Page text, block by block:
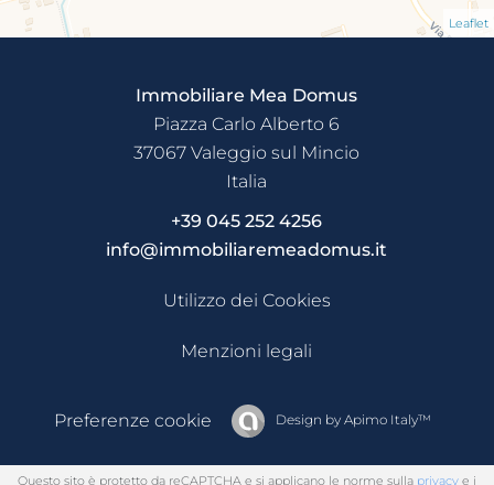
Leaflet
Immobiliare Mea Domus
Piazza Carlo Alberto 6
37067 Valeggio sul Mincio
Italia
+39 045 252 4256
info@immobiliaremeadomus.it
Utilizzo dei Cookies
Menzioni legali
Preferenze cookie Design by Apimo Italy™
Questo sito è protetto da reCAPTCHA e si applicano le norme sulla privacy e i